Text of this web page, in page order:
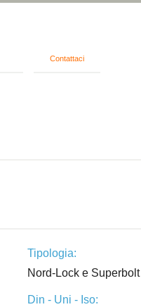
Contattaci
Tipologia:
Nord-Lock e Superbolt
Din - Uni - Iso: